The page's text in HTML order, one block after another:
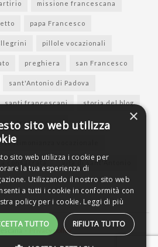
missione francescana
papa Francesco
pillole vocazionali
preghiera san Francesco
sant'Antonio di Padova
santi francescani storia del blog
francescane
testimonianza vocazionale
vita di sant'Antonio
- Privacy policy
×
sito web utilizza
sito web utilizza i cookie per
la tua esperienza di
Utilizzando il nostro sito web
a tutti i cookie in conformità con
policy per i cookie. Leggi di più
TUTTO RIFIUTA TUTTO